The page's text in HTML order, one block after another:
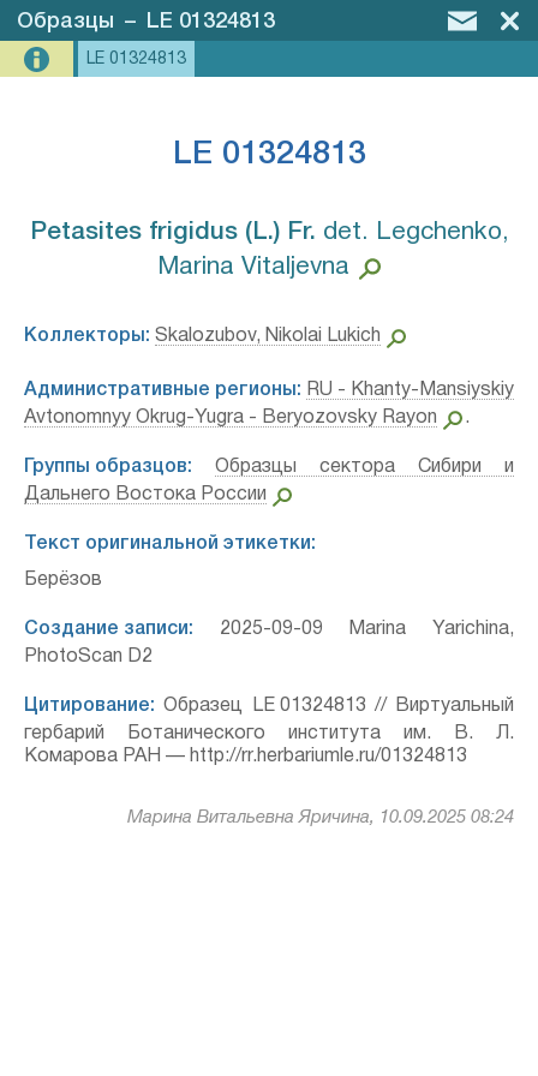
Образцы – LE 01324813
LE 01324813
LE 01324813
Petasites frigidus (L.) Fr.⁣ det. Legchenko,
Marina Vitaljevna
Коллекторы: Skalozubov, Nikolai Lukich
Административные регионы: RU - Khanty-Mansiyskiy
Avtonomnyy Okrug-Yugra - Beryozovsky Rayon
.
Группы образцов:
Образцы сектора Сибири и
Дальнего Востока России
Текст оригинальной этикетки:
Берёзов
Создание записи: 2025-09-09 Marina Yarichina,
PhotoScan D2
Цитирование: Образец LE 01324813 // Виртуальный
гербарий Ботанического института им. В. Л.
Комарова РАН — http://rr.herbariumle.ru/01324813
Марина Витальевна Яричина, 10.09.2025 08:24